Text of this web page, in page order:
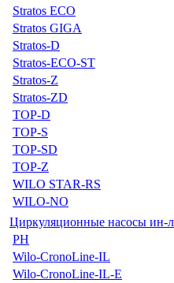
Stratos ECO
Stratos GIGA
Stratos-D
Stratos-ECO-ST
Stratos-Z
Stratos-ZD
TOP-D
TOP-S
TOP-SD
TOP-Z
WILO STAR-RS
WILO-NO
Циркуляционные насосы ин-
PH
Wilo-CronoLine-IL
Wilo-CronoLine-IL-E